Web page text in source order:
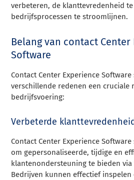
verbeteren, de klanttevredenheid
bedrijfsprocessen te stroomlijnen.
Belang van contact Center
Software
Contact Center Experience
verschillende redenen een cruciale
bedrijfsvoering:
Verbeterde
Contact Center Experience
om gepersonaliseerde, tijdige en
klantenondersteuning te bieden
Bedrijven kunnen effectief